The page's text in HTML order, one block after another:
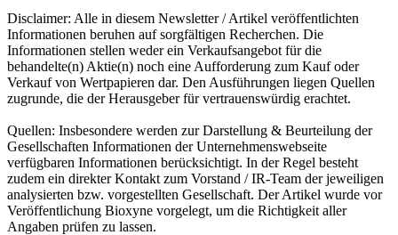
Disclaimer: Alle in diesem Newsletter / Artikel veröffentlichten
Informationen beruhen auf sorgfältigen Recherchen. Die
Informationen stellen weder ein Verkaufsangebot für die
behandelte(n) Aktie(n) noch eine Aufforderung zum Kauf oder
Verkauf von Wertpapieren dar. Den Ausführungen liegen Quellen
zugrunde, die der Herausgeber für vertrauenswürdig erachtet.
Quellen: Insbesondere werden zur Darstellung & Beurteilung der
Gesellschaften Informationen der Unternehmenswebseite
verfügbaren Informationen berücksichtigt. In der Regel besteht
zudem ein direkter Kontakt zum Vorstand / IR-Team der jeweiligen
analysierten bzw. vorgestellten Gesellschaft. Der Artikel wurde vor
Veröffentlichung Bioxyne vorgelegt, um die Richtigkeit aller
Angaben prüfen zu lassen.